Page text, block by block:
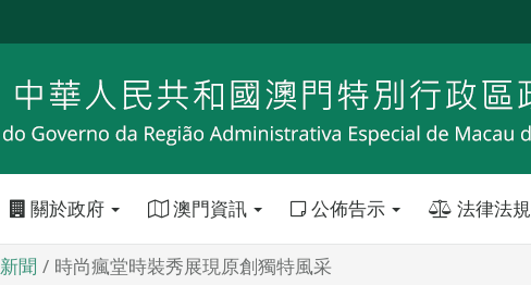
關於政府 澳門資訊 公佈告示 法律法規
新聞 時尚瘋堂時裝秀展現原創獨特風采